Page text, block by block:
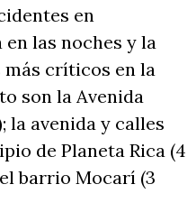
en
las noches y la
críticos en la
son la Avenida
la avenida y calles
de Planeta Rica (4
barrio Mocarí (3